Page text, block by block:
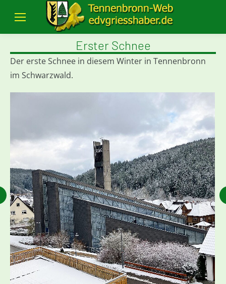
Erster Schnee
Der erste Schnee in diesem Winter in Tennenbronn
im Schwarzwald.